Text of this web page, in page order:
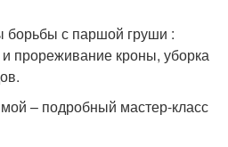
борьбы с паршой груши :
прореживание кроны, уборка
– подробный мастер-класс